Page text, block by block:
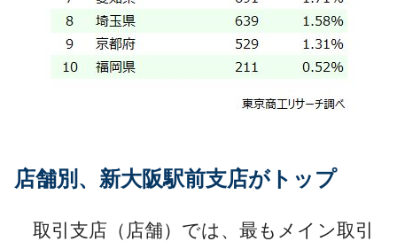
店舗別、新大阪駅前支店がトップ
取引支店（店舗）では、最もメイン取引